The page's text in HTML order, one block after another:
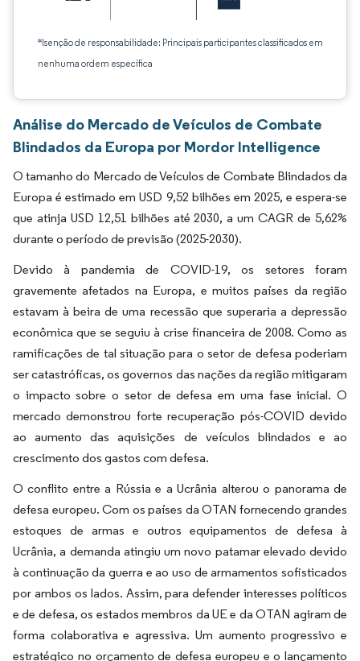
*Isenção de responsabilidade: Principais participantes classificados em
nenhuma ordem específica
Análise do Mercado de Veículos de Combate
Blindados da Europa por Mordor Intelligence
O tamanho do Mercado de Veículos de Combate Blindados da
Europa é estimado em USD 9,52 bilhões em 2025, e espera-se
que atinja USD 12,51 bilhões até 2030, a um CAGR de 5,62%
durante o período de previsão (2025-2030).
Devido à pandemia de COVID-19, os setores foram
gravemente afetados na Europa, e muitos países da região
estavam à beira de uma recessão que superaria a depressão
econômica que se seguiu à crise financeira de 2008. Como as
ramificações de tal situação para o setor de defesa poderiam
ser catastróficas, os governos das nações da região mitigaram
o impacto sobre o setor de defesa em uma fase inicial. O
mercado demonstrou forte recuperação pós-COVID devido
ao aumento das aquisições de veículos blindados e ao
crescimento dos gastos com defesa.
O conflito entre a Rússia e a Ucrânia alterou o panorama de
defesa europeu. Com os países da OTAN fornecendo grandes
estoques de armas e outros equipamentos de defesa à
Ucrânia, a demanda atingiu um novo patamar elevado devido
à continuação da guerra e ao uso de armamentos sofisticados
por ambos os lados. Assim, para defender interesses políticos
e de defesa, os estados membros da UE e da OTAN agiram de
forma colaborativa e agressiva. Um aumento progressivo e
estratégico no orçamento de defesa europeu e o lançamento